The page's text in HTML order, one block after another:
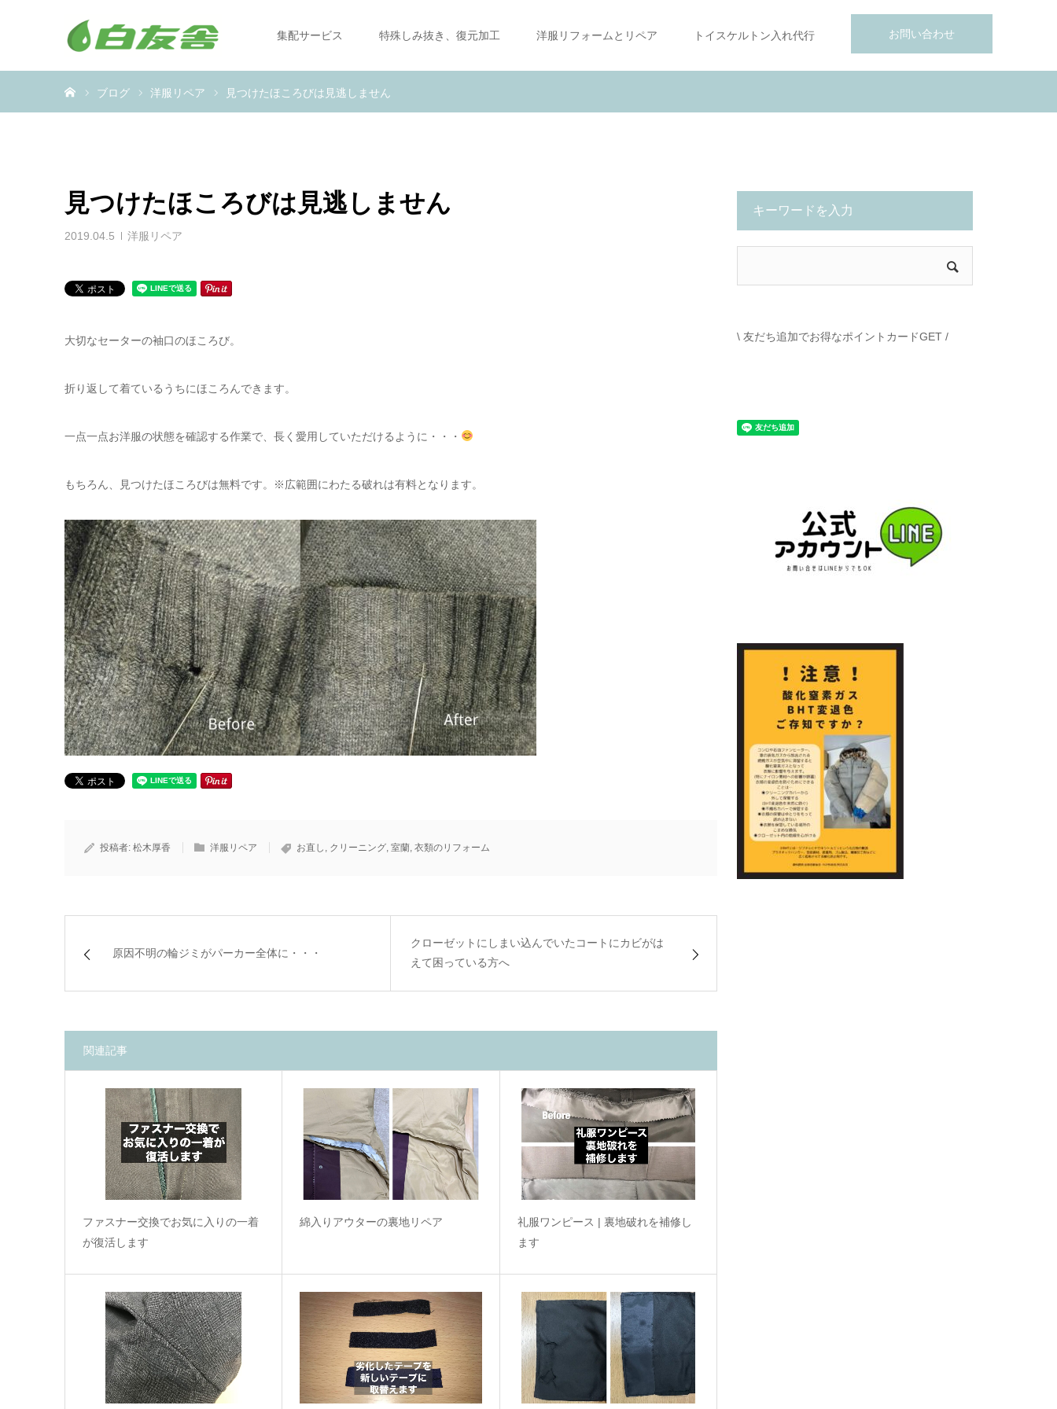
お問い合わせ
集配サービス 特殊しみ抜き、復元加工 洋服リフォームとリペア トイスケルトン入れ代行
ブログ 洋服リペア 見つけたほころびは見逃しません
見つけたほころびは見逃しません
2019.04.5 洋服リペア
大切なセーターの袖口のほころび。
折り返して着ているうちにほころんできます。
一点一点お洋服の状態を確認する作業で、長く愛用していただけるように・・・
もちろん、見つけたほころびは無料です。※広範囲にわたる破れは有料となります。
投稿者: 松木厚香 洋服リペア お直し , クリーニング, 室蘭, 衣類のリフォーム
原因不明の輪ジミがパーカー全体に・・・
クローゼットにしまい込んでいたコートにカビがは
えて困っている方へ
関連記事
ファスナー交換でお気に入りの一着
が復活します
綿入りアウターの裏地リペア
礼服ワンピース | 裏地破れを補修し
ます
キーワードを入力
\ 友だち追加でお得なポイントカードGET /